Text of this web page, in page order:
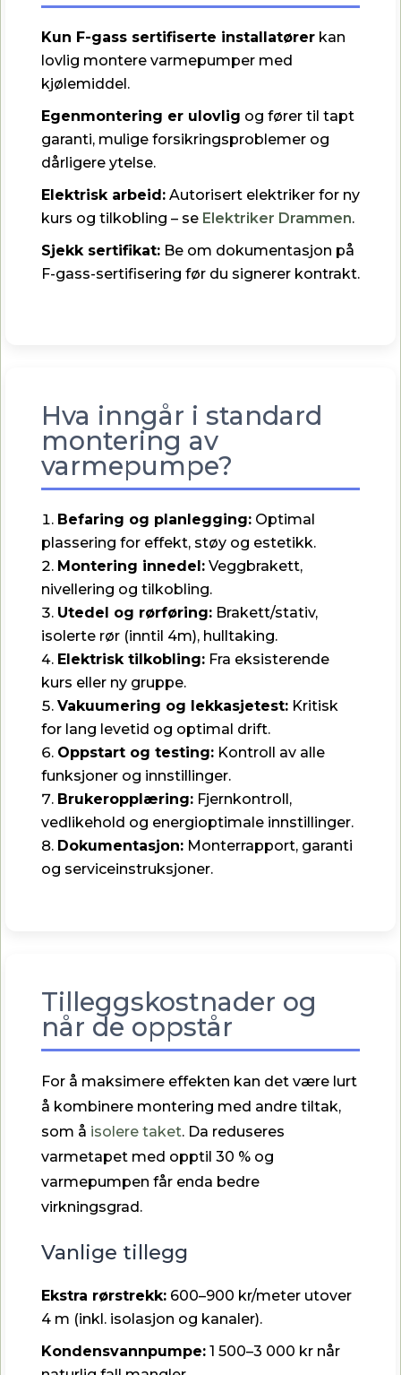
Kun F-gass sertifiserte installatører kan
lovlig montere varmepumper med
kjølemiddel.
Egenmontering er ulovlig og fører til tapt
garanti, mulige forsikringsproblemer og
dårligere ytelse.
Elektrisk arbeid: Autorisert elektriker for ny
kurs og tilkobling – se Elektriker Drammen.
Sjekk sertifikat: Be om dokumentasjon på
F-gass-sertifisering før du signerer kontrakt.
Hva inngår i standard
montering av
varmepumpe?
Befaring og planlegging: Optimal
plassering for effekt, støy og estetikk.
Montering innedel: Veggbrakett,
nivellering og tilkobling.
Utedel og rørføring: Brakett/stativ,
isolerte rør (inntil 4m), hulltaking.
Elektrisk tilkobling: Fra eksisterende
kurs eller ny gruppe.
Vakuumering og lekkasjetest: Kritisk
for lang levetid og optimal drift.
Oppstart og testing: Kontroll av alle
funksjoner og innstillinger.
Brukeropplæring: Fjernkontroll,
vedlikehold og energioptimale innstillinger.
Dokumentasjon: Monterrapport, garanti
og serviceinstruksjoner.
Tilleggskostnader og
når de oppstår
For å maksimere effekten kan det være lurt
å kombinere montering med andre tiltak,
som å isolere taket. Da reduseres
varmetapet med opptil 30 % og
varmepumpen får enda bedre
virkningsgrad.
Vanlige tillegg
Ekstra rørstrekk: 600–900 kr/meter utover
4 m (inkl. isolasjon og kanaler).
Kondensvannpumpe: 1 500–3 000 kr når